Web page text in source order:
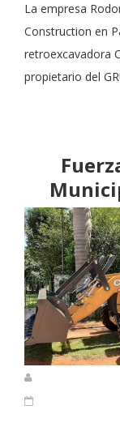
La empresa
Construction en
retroexcavadora
propietario del